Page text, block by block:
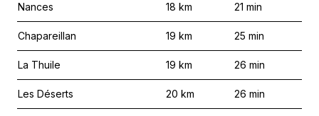
Nances 18 km 21 min
Chapareillan 19 km 25 min
La Thuile 19 km 26 min
Les Déserts 20 km 26 min